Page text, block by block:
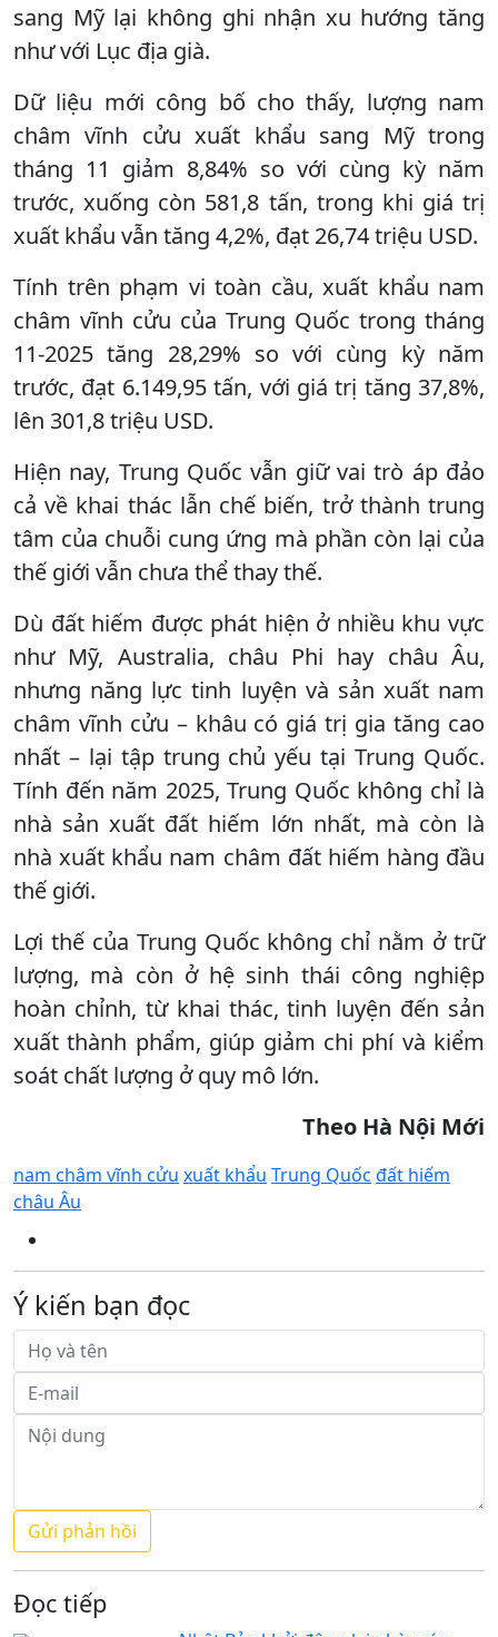
sang Mỹ lại không ghi nhận xu hướng tăng
như với Lục địa già.
Dữ liệu mới công bố cho thấy, lượng nam
châm vĩnh cửu xuất khẩu sang Mỹ trong
tháng 11 giảm 8,84% so với cùng kỳ năm
trước, xuống còn 581,8 tấn, trong khi giá trị
xuất khẩu vẫn tăng 4,2%, đạt 26,74 triệu USD.
Tính trên phạm vi toàn cầu, xuất khẩu nam
châm vĩnh cửu của Trung Quốc trong tháng
11-2025 tăng 28,29% so với cùng kỳ năm
trước, đạt 6.149,95 tấn, với giá trị tăng 37,8%,
lên 301,8 triệu USD.
Hiện nay, Trung Quốc vẫn giữ vai trò áp đảo
cả về khai thác lẫn chế biến, trở thành trung
tâm của chuỗi cung ứng mà phần còn lại của
thế giới vẫn chưa thể thay thế.
Dù đất hiếm được phát hiện ở nhiều khu vực
như Mỹ, Australia, châu Phi hay châu Âu,
nhưng năng lực tinh luyện và sản xuất nam
châm vĩnh cửu – khâu có giá trị gia tăng cao
nhất – lại tập trung chủ yếu tại Trung Quốc.
Tính đến năm 2025, Trung Quốc không chỉ là
nhà sản xuất đất hiếm lớn nhất, mà còn là
nhà xuất khẩu nam châm đất hiếm hàng đầu
thế giới.
Lợi thế của Trung Quốc không chỉ nằm ở trữ
lượng, mà còn ở hệ sinh thái công nghiệp
hoàn chỉnh, từ khai thác, tinh luyện đến sản
xuất thành phẩm, giúp giảm chi phí và kiểm
soát chất lượng ở quy mô lớn.
Theo Hà Nội Mới
nam châm vĩnh cửu xuất khẩu Trung Quốc đất hiếm
châu Âu
Ý kiến bạn đọc
Đọc tiếp